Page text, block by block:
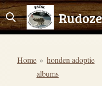
Ga
direct
hoofdinhoud
Home » honden adoptie
albums